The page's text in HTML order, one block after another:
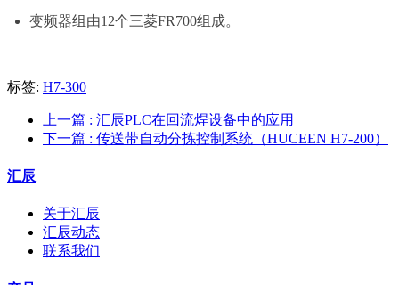
变频器组由12个三菱FR700组成。
标签: H7-300
上一篇 : 汇辰PLC在回流焊设备中的应用
下一篇 : 传送带自动分拣控制系统（HUCEEN H7-200）
汇辰
关于汇辰
汇辰动态
联系我们